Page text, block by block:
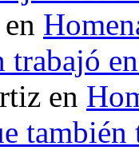
en
trabajó
en